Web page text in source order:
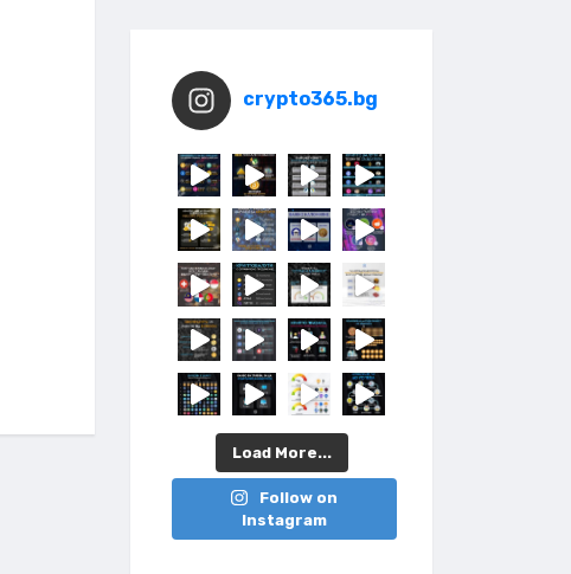
crypto365.bg
Load More...
Follow on
Instagram